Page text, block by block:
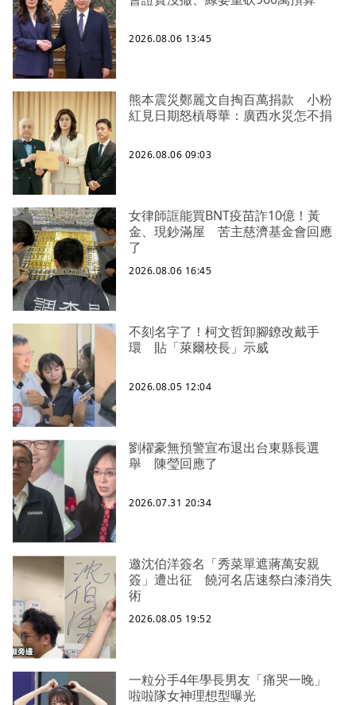
2026.08.06 13:45
熊本震災鄭麗文自掏百萬捐款 小粉
紅見日期怒槓辱華：廣西水災怎不捐
2026.08.06 09:03
女律師誆能買BNT疫苗詐10億！黃
金、現鈔滿屋 苦主慈濟基金會回應
了
2026.08.06 16:45
不刻名字了！柯文哲卸腳鐐改戴手
環 貼「萊爾校長」示威
2026.08.05 12:04
劉櫂豪無預警宣布退出台東縣長選
舉 陳瑩回應了
2026.07.31 20:34
邀沈伯洋簽名「秀菜單遮蔣萬安親
簽」遭出征 饒河名店速祭白漆消失
術
2026.08.05 19:52
一粒分手4年學長男友「痛哭一晚」
啦啦隊女神理想型曝光